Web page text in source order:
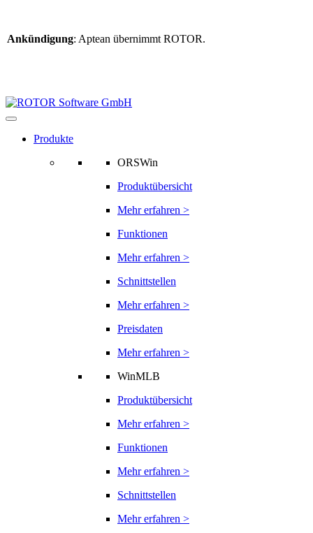
Ankündigung: Aptean übernimmt ROTOR.
Produkte
ORSWin
Produktübersicht
Mehr erfahren >
Funktionen
Mehr erfahren >
Schnittstellen
Mehr erfahren >
Preisdaten
Mehr erfahren >
WinMLB
Produktübersicht
Mehr erfahren >
Funktionen
Mehr erfahren >
Schnittstellen
Mehr erfahren >